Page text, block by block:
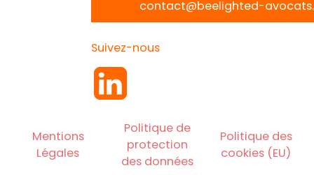
contact@beelighted-
Suivez-nous
Mentions
Légales
Politique de
protection
des données
Politique des
cookies (EU)